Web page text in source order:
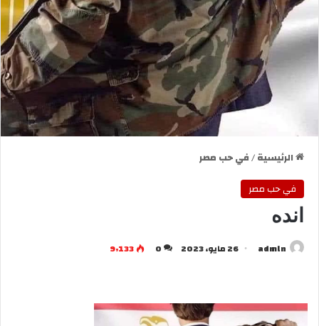
الرئيسية/في حب مصر
في حب مصر
انده
admln 26 مايو، 2023 0 9٬133